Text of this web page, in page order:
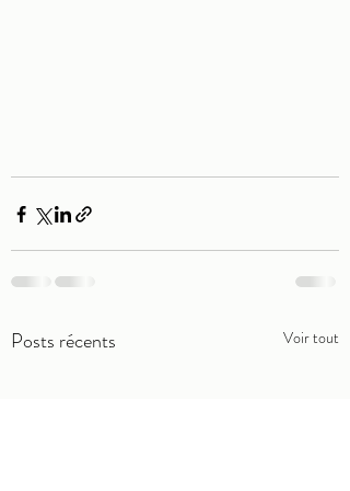
Posts récents Voir tout